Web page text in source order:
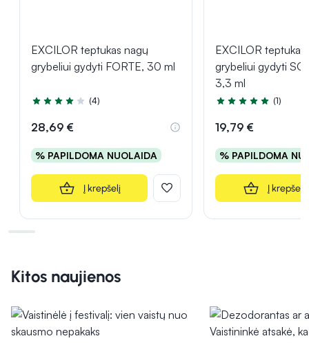
EXCILOR teptukas nagų
grybeliui gydyti FORTE, 30 ml
Įvertinimas 3.8 iš 5
(4)
28,69 €
% PAPILDOMA NUOLAIDA
Į krepšelį
EXCILOR teptukas
grybeliui gydyti
3,3 ml
Įvertinimas 5.0 iš 5
(1)
19,79 €
% PAPILDOMA
Į krepšelį
Kitos naujienos